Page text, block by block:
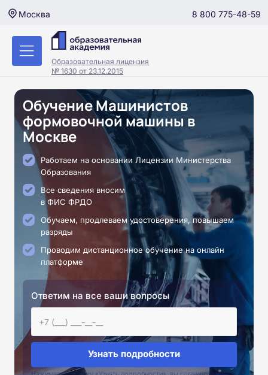
Москва 8 800 775-48-59
Образовательная лицензия
№ 1630 от 23.12.2015
Обучение Машинистов
формовочной машины в
Москве
Работаем на основании Лицензии Министерства
Образования
Все сведения вносим
в ФИС ФРДО
Обучаем, продлеваем удостоверения, повышаем
разряды
Проводим дистанционное обучение на онлайн
платформе
Ответим на все ваши вопросы
Узнать подробности